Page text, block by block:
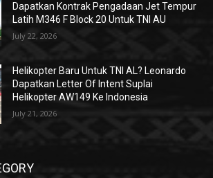
Dapatkan Kontrak Pengadaan Jet Tempur
Latih M346 F Block 20 Untuk TNI AU
July 22, 2026
Helikopter Baru Untuk TNI AL? Leonardo
Dapatkan Letter Of Intent Suplai
Helikopter AW149 Ke Indonesia
July 21, 2026